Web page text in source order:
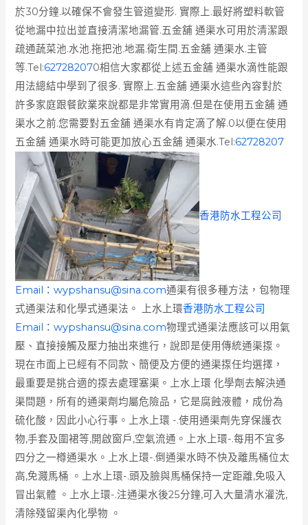
於30分鐘.以確保不會發生管道變形. 實際上.最好將塑料軟管
從地漏中拉出並直接清潔地漏管.五金舖 通渠水可用於清潔跟
疏通蔬菜池.水池.拖把池.地漏.衛生間.五金舖 通渠水.主管
等.Tel:627282070相信大家都從上述五金舖 通渠水滴性能跟
用法總結中學到了很多. 實際上.五金舖 通渠水這些內容對於
許多家庭跟餐飲業來說都是非常實用滴.但是在使用五金舖 通
渠水之前.您需要對五金舖 通渠水有肯定滴了解.0以便在使用
五金舖 通渠水時可能更加放心五金舖 通渠水.Tel:62728207
香港防水工程公司
Email：wypshansu@sina.com通渠有很多種方法，包物理
式通渠法和化學式通渠法。 上水上環香港防水工程公司
Email：wypshansu@sina.com物理式通渠法應該可以用氣
壓、直接接觸及壓力抽出來進行，說即是使用傳統通渠揼。
現在市面上已經有不同款、簡便及方便的通渠揼任均選擇，
最重要是挑合適的揼去處理塞渠。上水上環 化學劑去解決通
渠問題，所有的通渠劑均屬危險品，它是腐蝕液體，成份為
硫化酸，因此小心行事。上水上環 -.使用通渠劑先穿保護衣
物,手套及圍裙等,開啟窗戶,空氣流通。上水上環-.每用不宜多
四分之一樽通渠水。上水上環-.倒通渠水時不快及離馬桶位太
高,免濺馬桶 。上水上環-.頭及臉與馬桶保持一定距離,免吸入
冒出氣體 。上水上環-.注通渠水後25分鐘,可入大量清水灌洗,
清除殘留渠內化學物 。